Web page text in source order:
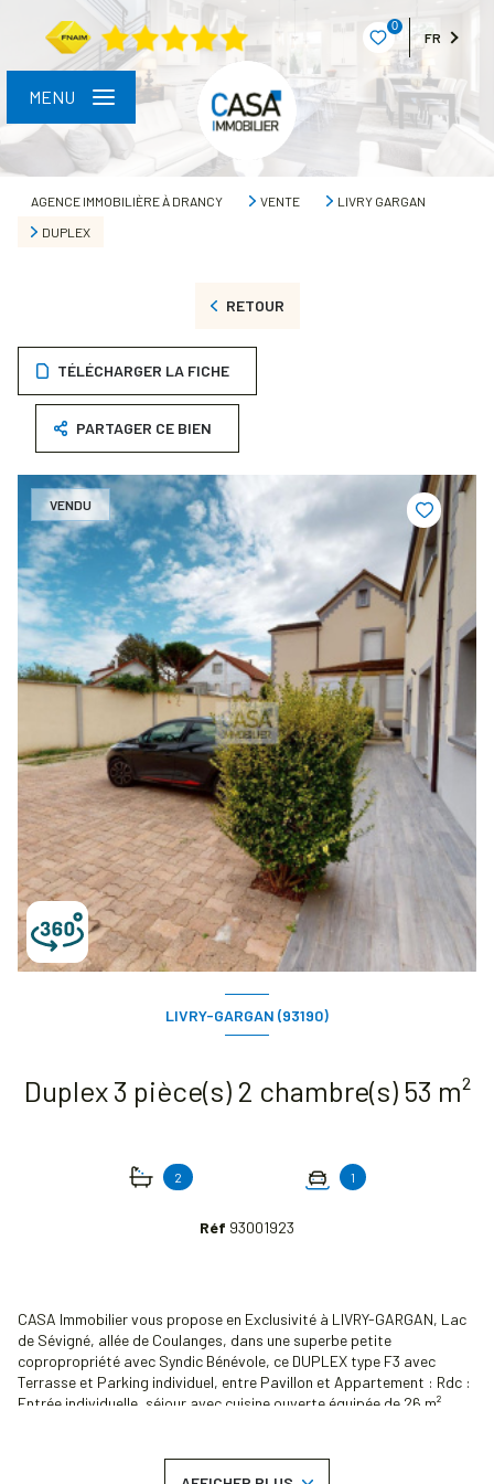
0
FR
MENU
AGENCE IMMOBILIÈRE À DRANCY VENTE
LIVRY GARGAN
DUPLEX
RETOUR
TÉLÉCHARGER LA FICHE
PARTAGER CE BIEN
VENDU
LIVRY-GARGAN (93190)
Duplex 3 pièce(s) 2 chambre(s) 53 m²
2 1
Réf 93001923
CASA Immobilier vous propose en Exclusivité à LIVRY-GARGAN, Lac
de Sévigné, allée de Coulanges, dans une superbe petite
copropropriété avec Syndic Bénévole, ce DUPLEX type F3 avec
Terrasse et Parking individuel, entre Pavillon et Appartement : Rdc :
Entrée individuelle, séjour avec cuisine ouverte équipée de 26 m²,
parentale (chambre + salle d'eau avec wc). Très belle hauteur sous